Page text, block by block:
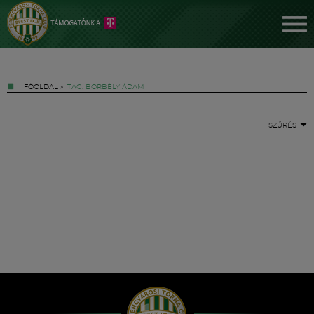
FŐOLDAL » TAG: BORBÉLY ÁDÁM
SZŰRÉS
Hírek